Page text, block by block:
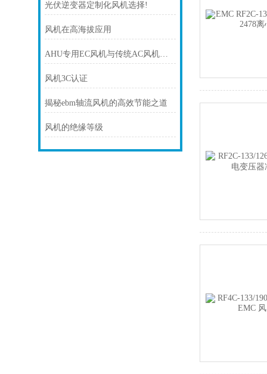
光伏逆变器定制化风机选择!
风机在高海拔应用
AHU专用EC风机与传统AC风机有什么区别？
风机3C认证
揭秘ebm轴流风机的高效节能之道
风机的绝缘等级